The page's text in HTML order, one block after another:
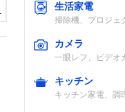
生活家電
掃除機、プロジェ
カメラ
一眼レフ、ビデオ
キッチン
キッチン家電、調